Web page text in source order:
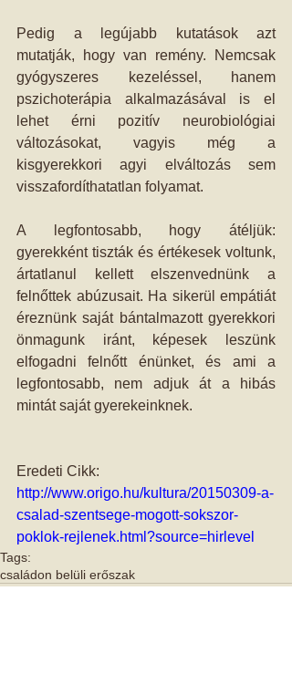
Pedig a legújabb kutatások azt
mutatják, hogy van remény. Nemcsak
gyógyszeres kezeléssel, hanem
pszichoterápia alkalmazásával is el
lehet érni pozitív neurobiológiai
változásokat, vagyis még a
kisgyerekkori agyi elváltozás sem
visszafordíthatatlan folyamat.
A legfontosabb, hogy átéljük:
gyerekként tiszták és értékesek voltunk,
ártatlanul kellett elszenvednünk a
felnőttek abúzusait. Ha sikerül empátiát
éreznünk saját bántalmazott gyerekkori
önmagunk iránt, képesek leszünk
elfogadni felnőtt énünket, és ami a
legfontosabb, nem adjuk át a hibás
mintát saját gyerekeinknek.
Eredeti Cikk:
http://www.origo.hu/kultura/20150309-a-
csalad-szentsege-mogott-sokszor-
poklok-rejlenek.html?source=hirlevel
Tags:
családon belüli erőszak